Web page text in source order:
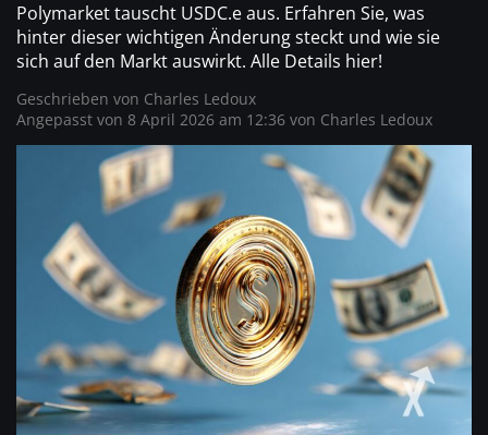
Casino
Polymarket tauscht USDC.e aus. Erfahren Sie, was
hinter dieser wichtigen Änderung steckt und wie sie
sich auf den Markt auswirkt. Alle Details hier!
Geschrieben von Charles Ledoux
Angepasst von 8 April 2026 am 12:36 von Charles Ledoux